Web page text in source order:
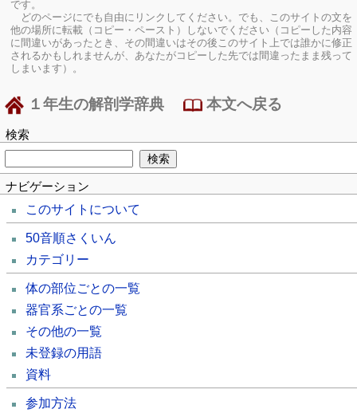
です。
どのページにでも自由にリンクしてください。でも、このサイトの文を
他の場所に転載（コピー・ペースト）しないでください（コピーした内容
に間違いがあったとき、その間違いはその後このサイト上では誰かに修正
されるかもしれませんが、あなたがコピーした先では間違ったまま残って
しまいます）。
１年生の解剖学辞典 本文へ戻る
検索
ナビゲーション
このサイトについて
50音順さくいん
カテゴリー
体の部位ごとの一覧
器官系ごとの一覧
その他の一覧
未登録の用語
資料
参加方法